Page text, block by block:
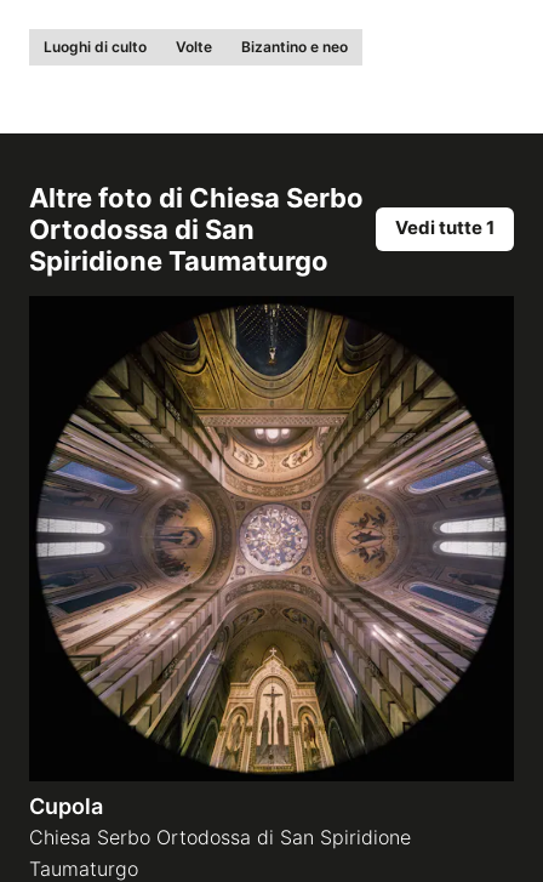
Luoghi di culto Volte Bizantino e neo
Altre foto di Chiesa Serbo
Ortodossa di San
Spiridione Taumaturgo
Vedi tutte 1
Cupola
Chiesa Serbo Ortodossa di San Spiridione
Taumaturgo